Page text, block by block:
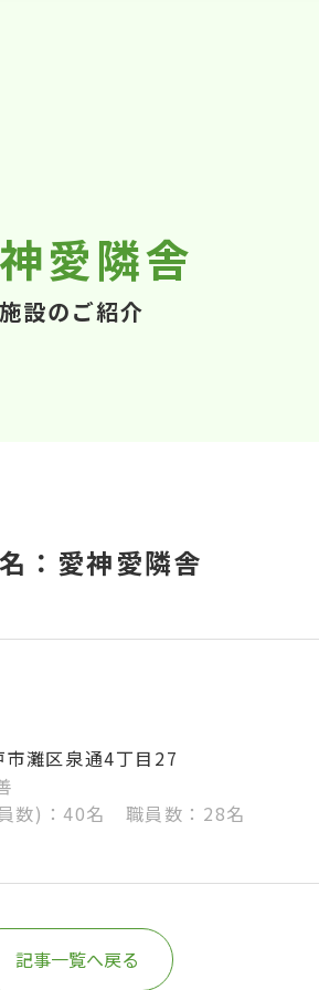
愛隣舎
施設のご紹介
：愛神愛隣舎
灘区泉通4丁目27
数)：40名 職員数：28名
記事一覧へ戻る